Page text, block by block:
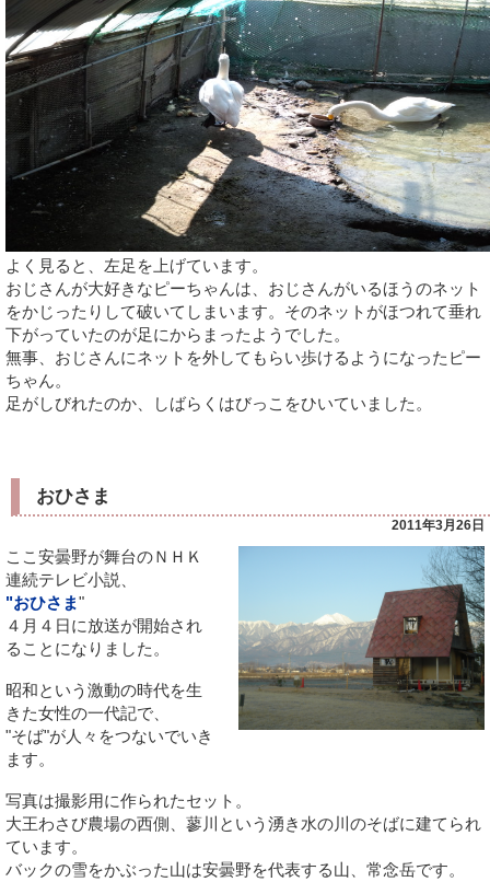
よく見ると、左足を上げています。
おじさんが大好きなピーちゃんは、おじさんがいるほうのネット
をかじったりして破いてしまいます。そのネットがほつれて垂れ
下がっていたのが足にからまったようでした。
無事、おじさんにネットを外してもらい歩けるようになったピー
ちゃん。
足がしびれたのか、しばらくはびっこをひいていました。
おひさま
2011年3月26日
ここ安曇野が舞台のＮＨＫ
連続テレビ小説、
"おひさま"
４月４日に放送が開始され
ることになりました。
昭和という激動の時代を生
きた女性の一代記で、
"そば"が人々をつないでいき
ます。
写真は撮影用に作られたセット。
大王わさび農場の西側、蓼川という湧き水の川のそばに建てられ
ています。
バックの雪をかぶった山は安曇野を代表する山、常念岳です。